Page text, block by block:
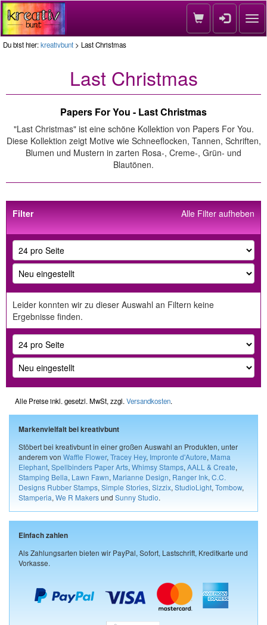
Du bist hier:kreativbunt > Last Christmas
Last Christmas
Papers For You - Last Christmas
"Last Christmas" ist eine schöne Kollektion von Papers For You.
Diese Kollektion zeigt Motive wie Schneeflocken, Tannen, Schriften,
Blumen und Mustern in zarten Rosa-, Creme-, Grün- und
Blautönen.
Alle Filter aufheben
Filter
Leider konnten wir zu dieser Auswahl an Filtern keine
Ergebnisse finden.
Alle Preise inkl. gesetzl. MwSt, zzgl. Versandkosten.
Markenvielfalt bei kreativbunt
Stöbert bei kreativbunt in einer großen Auswahl an Produkten, unter
anderem von Waffle Flower, Tracey Hey, Impronte d'Autore, Mama
Elephant, Spellbinders Paper Arts, Whimsy Stamps, AALL & Create,
Stamping Bella, Lawn Fawn, Marianne Design, Ranger Ink, C.C.
Designs Rubber Stamps, Simple Stories, Sizzix, StudioLight, Tombow,
Stamperia, We R Makersund Sunny Studio.
Einfach zahlen
Als Zahlungsarten bieten wir PayPal, Sofort, Lastschrift, Kreditkarte und
Vorkasse.